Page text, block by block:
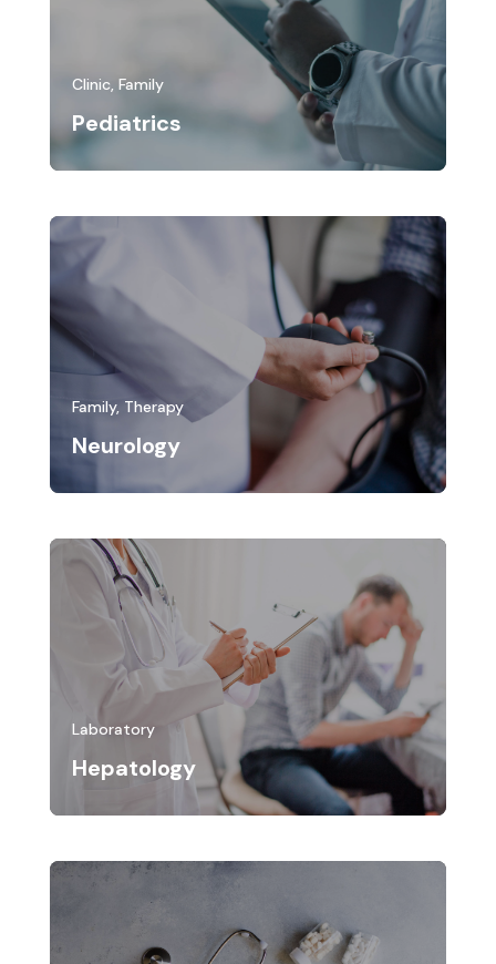
Pediatrics
Clinic, Family
Neurology
Family, Therapy
Hepatology
Laboratory